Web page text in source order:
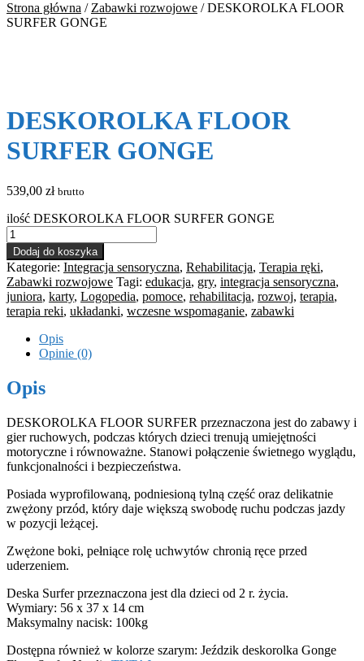
Strona główna / Zabawki rozwojowe /DESKOROLKA FLOOR
SURFER GONGE
DESKOROLKA FLOOR
SURFER GONGE
539,00 zł brutto
ilość DESKOROLKA FLOOR SURFER GONGE
Dodaj do koszyka
Kategorie: Integracja sensoryczna, Rehabilitacja, Terapia ręki,
Zabawki rozwojowe Tagi: edukacja, gry, integracja sensoryczna,
juniora, karty, Logopedia, pomoce, rehabilitacja, rozwoj, terapia,
terapia reki, układanki, wczesne wspomaganie, zabawki
Opis
Opinie (0)
Opis
DESKOROLKA FLOOR SURFER przeznaczona jest do zabawy i
gier ruchowych, podczas których dzieci trenują umiejętności
motoryczne i równoważne. Stanowi połączenie świetnego wyglądu,
funkcjonalności i bezpieczeństwa.
Posiada wyprofilowaną, podniesioną tylną część oraz delikatnie
zwężony przód, który daje większą swobodę ruchu podczas jazdy
w pozycji leżącej.
Zwężone boki, pełniące rolę uchwytów chronią ręce przed
uderzeniem.
Deska Surfer przeznaczona jest dla dzieci od 2 r. życia.
Wymiary: 56 x 37 x 14 cm
Maksymalny nacisk: 100kg
Dostępna również w kolorze szarym: Jeździk deskorolka Gonge